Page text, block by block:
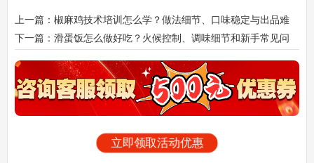
上一篇：椒麻鸡技术培训怎么学？做法细节、口味稳定与出品难
点一次讲透
下一篇：滑蛋饭怎么做好吃？火候控制、调味细节和新手常见问
立即领取活动优惠